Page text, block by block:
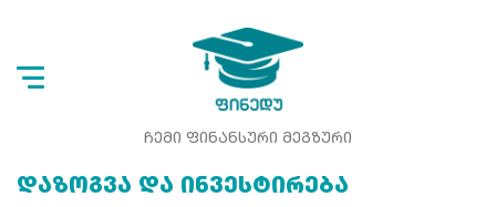
ᲩᲔᲛᲘ ᲤᲘᲜᲐᲜᲡᲣᲠᲘ ᲛᲔᲒᲖᲣᲠᲘ
ᲓᲐᲖᲝᲒᲕᲐ ᲓᲐ ᲘᲜᲕᲔᲡᲢᲘᲠᲔᲑᲐ